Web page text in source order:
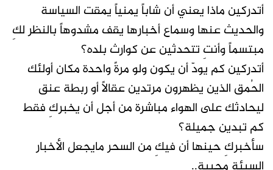
أتدركين ماذا يعني أن شاباً يمنياً يمقت السياسة
والحديث عنها وسماع أخبارها يقف مشدوهاً بالنظر لكِ
مبتسماً وأنتِ تتحدثين عن كوارث بلده؟
أتدركين كم يودّ أن يكون ولو مرةً واحدة مكان أولئك
الحُمق الذين يظهرون مرتدين عقالاً أو ربطة عنق
ليحادثك على الهواء مباشرة من أجل أن يخبركِ فقط
كم تبدين جميلة؟
سأخبركِ حينها أن فيكِ من السحر مايجعل الأخبار